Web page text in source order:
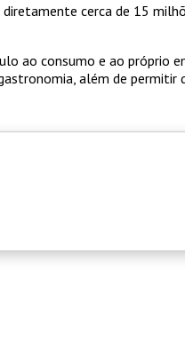
cerca de 15
ao consumo e ao próprio
além de